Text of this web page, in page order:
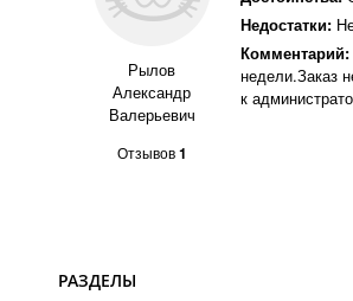
Рылов
Александр
Валерьевич
Отзывов1
Недостатки:
Комментарий:
недели.Заказ
к
РАЗДЕЛЫ